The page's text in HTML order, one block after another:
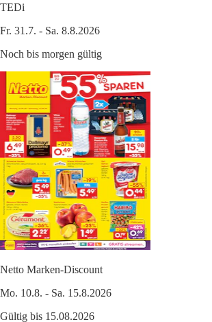
TEDi
Fr. 31.7. - Sa. 8.8.2026
Noch bis morgen gültig
Netto Marken-Discount
Mo. 10.8. - Sa. 15.8.2026
Gültig bis 15.08.2026